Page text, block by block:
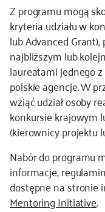
Z programu mogą
kryteria udziału w
lub Advanced
najbliższym lub
laureatami jednego
polskie agencje. W
wziąć udział osoby
konkursie krajowym
(kierownicy projektu
Nabór do programu
informacje,
dostępne na stronie
Mentoring Initiative.